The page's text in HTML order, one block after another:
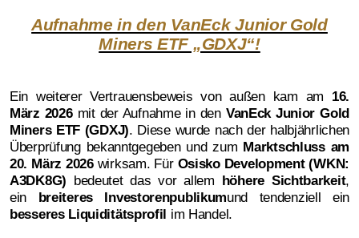
Aufnahme in den VanEck Junior Gold
Miners ETF „GDXJ“!
Ein weiterer Vertrauensbeweis von außen kam am 16.
März 2026mit der Aufnahme in den VanEck Junior Gold
Miners ETF (GDXJ). Diese wurde nach der halbjährlichen
Überprüfung bekanntgegeben und zum Marktschluss am
20. März 2026wirksam. Für Osisko Development (WKN:
A3DK8G) bedeutet das vor allem höhere Sichtbarkeit,
ein breiteres Investorenpublikumund tendenziell ein
besseres Liquiditätsprofil im Handel.